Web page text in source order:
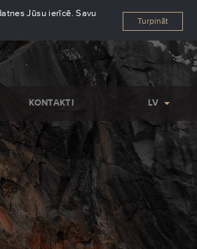
Jūsu ierīcē. Savu
Turpināt
KONTAKTI LV